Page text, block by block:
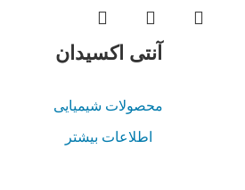
آنتی‌ اکسیدان
محصولات شیمیایی
اطلاعات بیشتر